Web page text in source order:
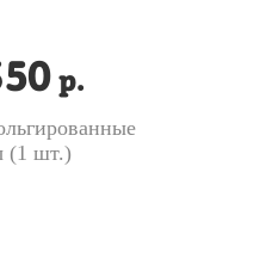
р.
(1 шт.)